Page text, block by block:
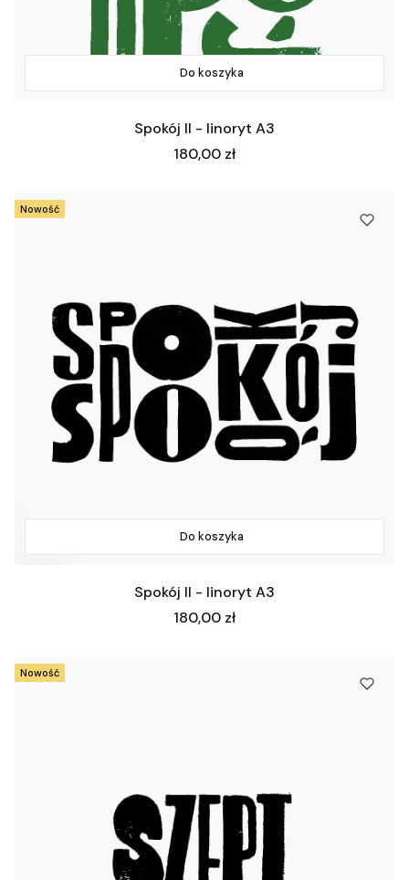
Do koszyka
Spokój II - linoryt A3
Cena
180,00 zł
Nowość
Do koszyka
Spokój II - linoryt A3
Cena
180,00 zł
Nowość